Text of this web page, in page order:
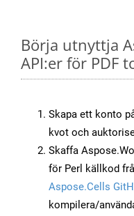
Börja utnyttja
API:er för PDF
Skapa ett konto
kvot och
Skaffa
för Perl källkod
Aspose.Cells
kompilera/